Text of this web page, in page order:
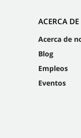
ACERCA
Acerca de
Blog
Empleos
Eventos